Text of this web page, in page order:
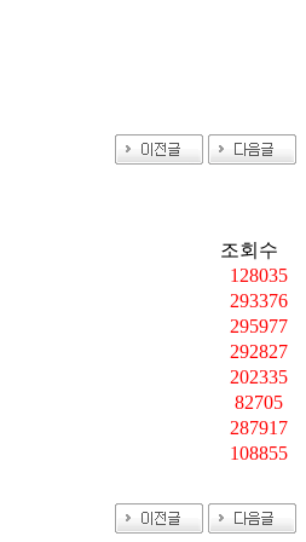
조회수
128035
293376
295977
292827
202335
82705
287917
108855